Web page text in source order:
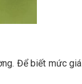
Để biết mức giá